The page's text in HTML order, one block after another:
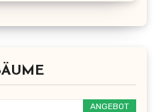
ANGEBOT